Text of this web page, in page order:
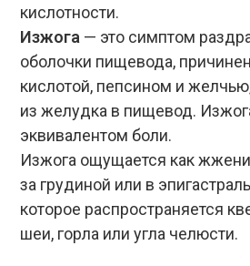
кислотности.
Изжога — это симптом
оболочки пищевода,
кислотой, пепсином и
из желудка в пищевод.
эквивалентом боли.
Изжога ощущается как
за грудиной или в
которое распространяется
шеи, горла или угла челюсти.